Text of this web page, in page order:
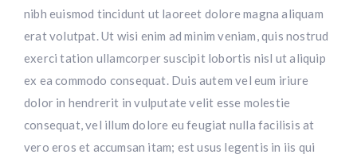
nibh euismod tincidunt ut laoreet dolore magna aliquam
erat volutpat. Ut wisi enim ad minim veniam, quis nostrud
exerci tation ullamcorper suscipit lobortis nisl ut aliquip
ex ea commodo consequat. Duis autem vel eum iriure
dolor in hendrerit in vulputate velit esse molestie
consequat, vel illum dolore eu feugiat nulla facilisis at
vero eros et accumsan itam; est usus legentis in iis qui